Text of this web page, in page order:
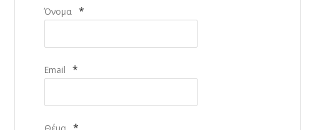
Όνομα *
Email *